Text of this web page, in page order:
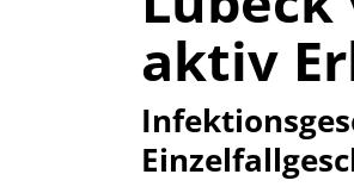
aktiv